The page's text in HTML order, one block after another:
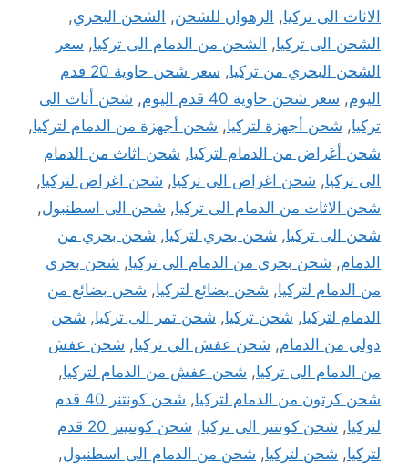
الاثاث الى تركيا, الرهوان للشحن, الشحن البحري,
الشحن الى تركيا, الشحن من الدمام الى تركيا, سعر
الشحن البحري من تركيا,
سعر شحن حاوية 20 قدم
اليوم, سعر شحن حاوية 40 قدم اليوم , شحن أثاث الى
تركيا, شحن أجهزة لتركيا, شحن أجهزة من الدمام لتركيا,
شحن أغراض من الدمام لتركيا, شحن اثاث من الدمام
الى تركيا, شحن اغراض الى تركيا, شحن اغراض لتركيا,
شحن الاثاث من الدمام الى تركيا, شحن الى اسطنبول,
شحن الى تركيا, شحن بحري لتركيا, شحن بحري من
الدمام, شحن بحري من الدمام الى تركيا, شحن بحري
من الدمام لتركيا, شحن بضائع لتركيا, شحن بضائع من
الدمام لتركيا, شحن تركيا, شحن تمر الى تركيا, شحن
دولي من الدمام, شحن عفش الى تركيا, شحن عفش
من الدمام الى تركيا, شحن عفش من الدمام لتركيا,
شحن كرتون من الدمام لتركيا,
شحن كونتنر 40 قدم
لتركيا, شحن كونتنر الى تركيا,
شحن كونتينر 20 قدم
لتركيا, شحن لتركيا, شحن من الدمام الى اسطنبول,